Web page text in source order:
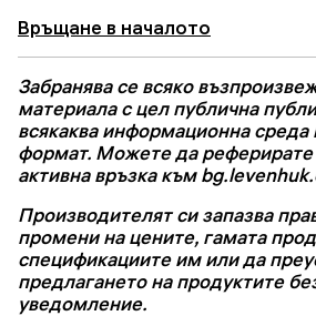
Връщане в началото
Забранява се всяко
материала с цел публична
всякаква информационна среда
формат. Можете да реферирате
активна връзка към
Производителят си запазва
промени на цените, гамата
спецификациите им или да
предлагането на продуктите
уведомление.